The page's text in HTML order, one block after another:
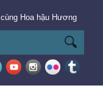
Hoa hậu Hương